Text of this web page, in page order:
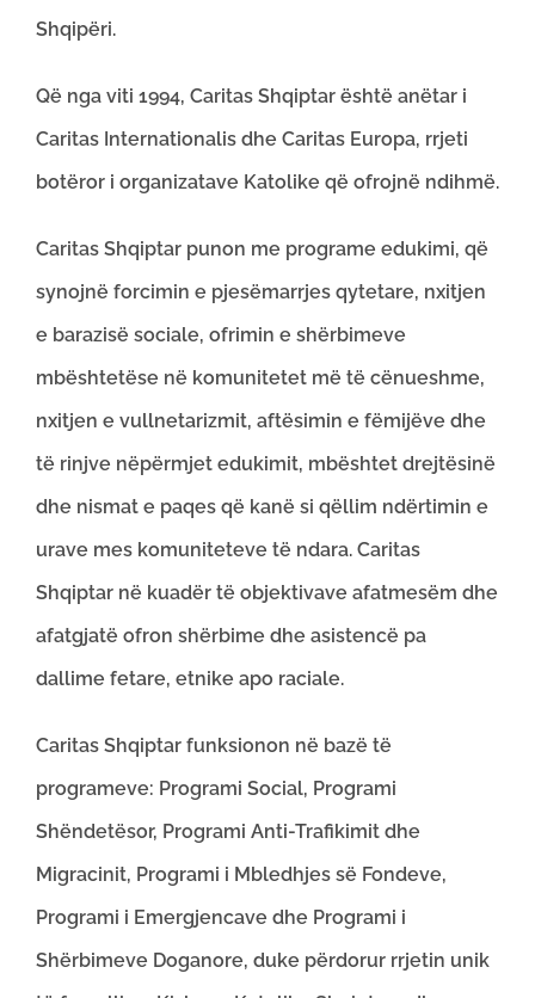
Shqipëri.
Që nga viti 1994, Caritas Shqiptar është anëtar i
Caritas Internationalis dhe Caritas Europa, rrjeti
botëror i organizatave Katolike që ofrojnë ndihmë.
Caritas Shqiptar punon me programe edukimi, që
synojnë forcimin e pjesëmarrjes qytetare, nxitjen
e barazisë sociale, ofrimin e shërbimeve
mbështetëse në komunitetet më të cënueshme,
nxitjen e vullnetarizmit, aftësimin e fëmijëve dhe
të rinjve nëpërmjet edukimit, mbështet drejtësinë
dhe nismat e paqes që kanë si qëllim ndërtimin e
urave mes komuniteteve të ndara. Caritas
Shqiptar në kuadër të objektivave afatmesëm dhe
afatgjatë ofron shërbime dhe asistencë pa
dallime fetare, etnike apo raciale.
Caritas Shqiptar funksionon në bazë të
programeve: Programi Social, Programi
Shëndetësor, Programi Anti-Trafikimit dhe
Migracinit, Programi i Mbledhjes së Fondeve,
Programi i Emergjencave dhe Programi i
Shërbimeve Doganore, duke përdorur rrjetin unik